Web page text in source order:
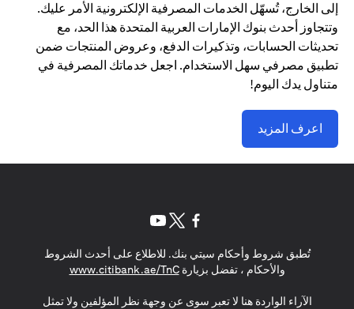
إلى الخارج، تُسهّل الخدمات المصرفية الإلكترونية الأمر عليك.
وتتجاوز أحدث بنوك الإمارات العربية المتحدة هذا الحد، مع
تحديثات الحسابات، وتذكيرات الدفع، وعروض المنتجات ضمن
تطبيق مصرفي سهل الاستخدام. اجعل خدماتك المصرفية في
متناول يدك اليوم!
اعرف المزيد
تُطبق شروط وأحكام سيتي بنك. للاطلاع على أحدث الشروط
والأحكام ، تفضل بزيارةwww.citibank.ae/TnC
(opens in a new tab)
الآراء الواردة هنا لا تعبر سوى عن وجهة نظر المؤلفين ولا تمثل